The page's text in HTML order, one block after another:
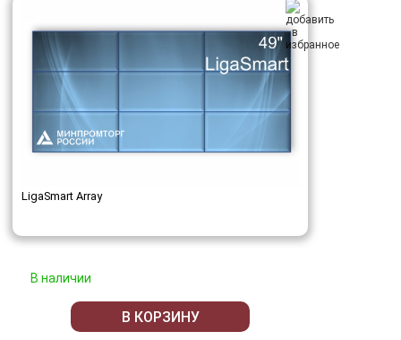
LigaSmart Array
В наличии
В КОРЗИНУ